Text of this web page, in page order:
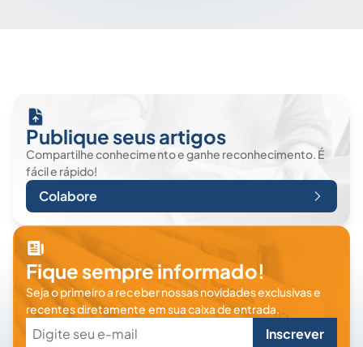
Publique seus artigos
Compartilhe conhecimento e ganhe reconhecimento. É
fácil e rápido!
Colabore
Fique sempre informado!
Seja o primeiro a receber nossas novidades exclusivas e
recentes diretamente em sua caixa de entrada.
Inscrever